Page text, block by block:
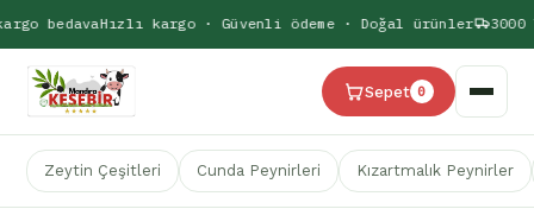
bedavaHızlı kargo · Güvenli ödeme · Doğal ürünler 3000
Sepet 0
Zeytin Çeşitleri Cunda Peynirleri Kızartmalık Peynirler